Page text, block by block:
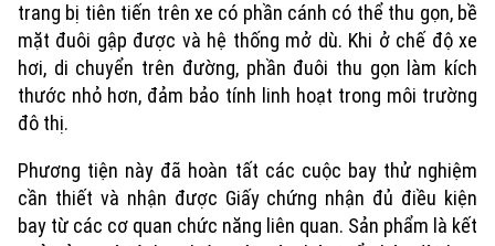
Xu hướng
trang bị tiên tiến trên xe có phần cánh có thể thu gọn, bề
mặt đuôi gập được và hệ thống mở dù. Khi ở chế độ xe
hơi, di chuyển trên đường, phần đuôi thu gọn làm kích
thước nhỏ hơn, đảm bảo tính linh hoạt trong môi trường
đô thị.
Phương tiện này đã hoàn tất các cuộc bay thử nghiệm
cần thiết và nhận được Giấy chứng nhận đủ điều kiện
bay từ các cơ quan chức năng liên quan. Sản phẩm là kết